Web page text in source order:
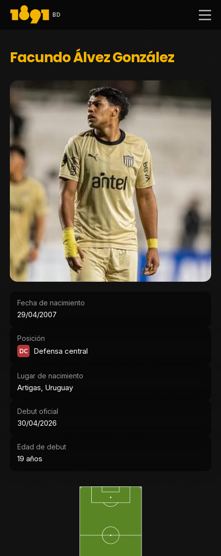
BD
Facundo Álvez González
Fecha de nacimiento
29/04/2007
Posición
DC Defensa central
Lugar de nacimiento
Artigas, Uruguay
Debut oficial
30/04/2026
Edad de debut
19 años